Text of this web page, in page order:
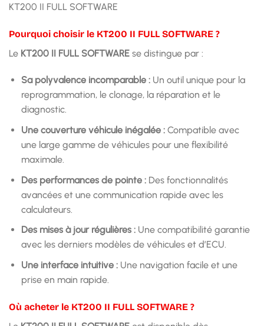
KT200 II FULL SOFTWARE
Pourquoi choisir le KT200 II FULL SOFTWARE ?
Le KT200 II FULL SOFTWARE se distingue par :
Sa polyvalence incomparable :Un outil unique pour la
reprogrammation, le clonage, la réparation et le
diagnostic.
Une couverture véhicule inégalée :Compatible avec
une large gamme de véhicules pour une flexibilité
maximale.
Des performances de pointe :Des fonctionnalités
avancées et une communication rapide avec les
calculateurs.
Des mises à jour régulières :Une compatibilité garantie
avec les derniers modèles de véhicules et d’ECU.
Une interface intuitive :Une navigation facile et une
prise en main rapide.
Où acheter le KT200 II FULL SOFTWARE ?